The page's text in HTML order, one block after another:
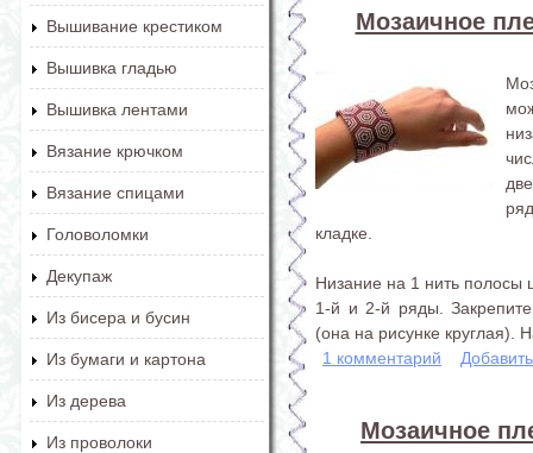
Вышивание крестиком
Вышивка гладью
Вышивка лентами
Вязание крючком
Вязание спицами
Головоломки
Декупаж
Из бисера и бусин
Из бумаги и картона
Из дерева
Из проволоки
Мозаичное
кладке.
Низание на 1 нить полосы
1-й и 2-й ряды.
(она на рисунке круглая).
1 комментарий
Мозаичное